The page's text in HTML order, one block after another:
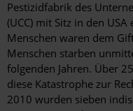
Pestizid­fabrik des
(UCC) mit Sitz in den
Menschen waren dem
Menschen starben
folgenden Jahren. Über
diese Katastrophe zur
2010 wurden sieben